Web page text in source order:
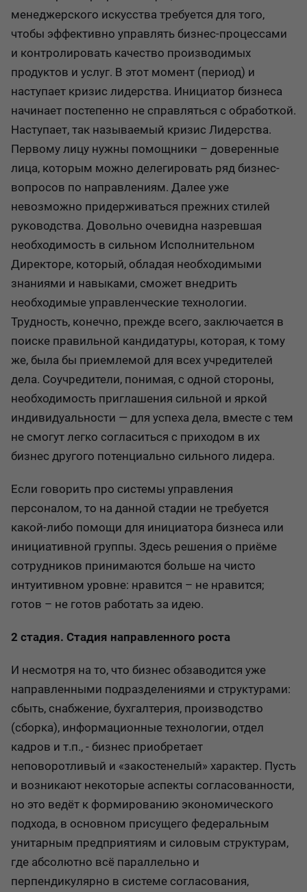
менеджерского искусства требуется для того,
чтобы эффективно управлять бизнес-процессами
и контролировать качество производимых
продуктов и услуг. В этот момент (период) и
наступает кризис лидерства. Инициатор бизнеса
начинает постепенно не справляться с обработкой.
Наступает, так называемый кризис Лидерства.
Первому лицу нужны помощники – доверенные
лица, которым можно делегировать ряд бизнес-
вопросов по направлениям. Далее уже
невозможно придерживаться прежних стилей
руководства. Довольно очевидна назревшая
необходимость в сильном Исполнительном
Директоре, который, обладая необходимыми
знаниями и навыками, сможет внедрить
необходимые управленческие технологии.
Трудность, конечно, прежде всего, заключается в
поиске правильной кандидатуры, которая, к тому
же, была бы приемлемой для всех учредителей
дела. Соучредители, понимая, с одной стороны,
необходимость приглашения сильной и яркой
индивидуальности — для успеха дела, вместе с тем
не смогут легко согласиться с приходом в их
бизнес другого потенциально сильного лидера.
Если говорить про системы управления
персоналом, то на данной стадии не требуется
какой-либо помощи для инициатора бизнеса или
инициативной группы. Здесь решения о приёме
сотрудников принимаются больше на чисто
интуитивном уровне: нравится – не нравится;
готов – не готов работать за идею.
2 стадия. Стадия направленного роста
И несмотря на то, что бизнес обзаводится уже
направленными подразделениями и структурами:
сбыть, снабжение, бухгалтерия, производство
(сборка), информационные технологии, отдел
кадров и т.п., - бизнес приобретает
неповоротливый и «закостенелый» характер. Пусть
и возникают некоторые аспекты согласованности,
но это ведёт к формированию экономического
подхода, в основном присущего федеральным
унитарным предприятиям и силовым структурам,
где абсолютно всё параллельно и
перпендикулярно в системе согласования,